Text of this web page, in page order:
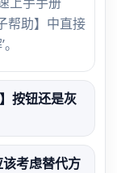
帮助】中直接
按钮还是灰
考虑替代方